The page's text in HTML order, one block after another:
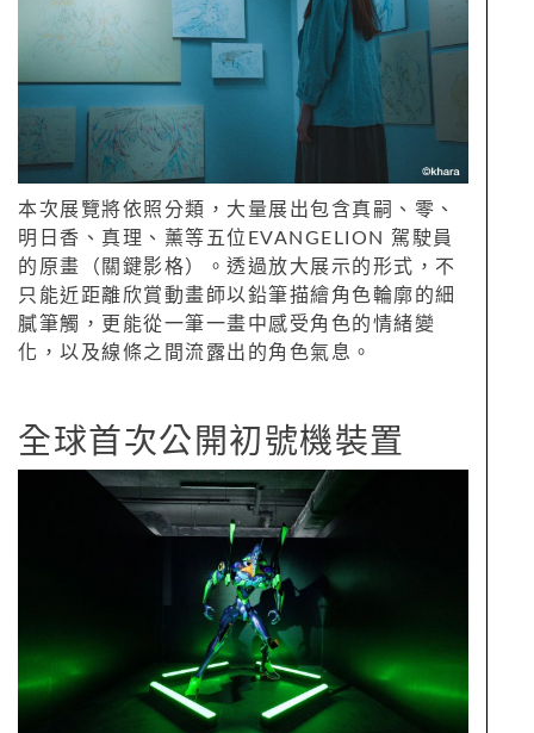
本次展覽將依照分類，大量展出包含真嗣、零、
明日香、真理、薰等五位EVANGELION 駕駛員
的原畫（關鍵影格）。透過放大展示的形式，不
只能近距離欣賞動畫師以鉛筆描繪角色輪廓的細
膩筆觸，更能從一筆一畫中感受角色的情緒變
化，以及線條之間流露出的角色氣息。
全球首次公開初號機裝置